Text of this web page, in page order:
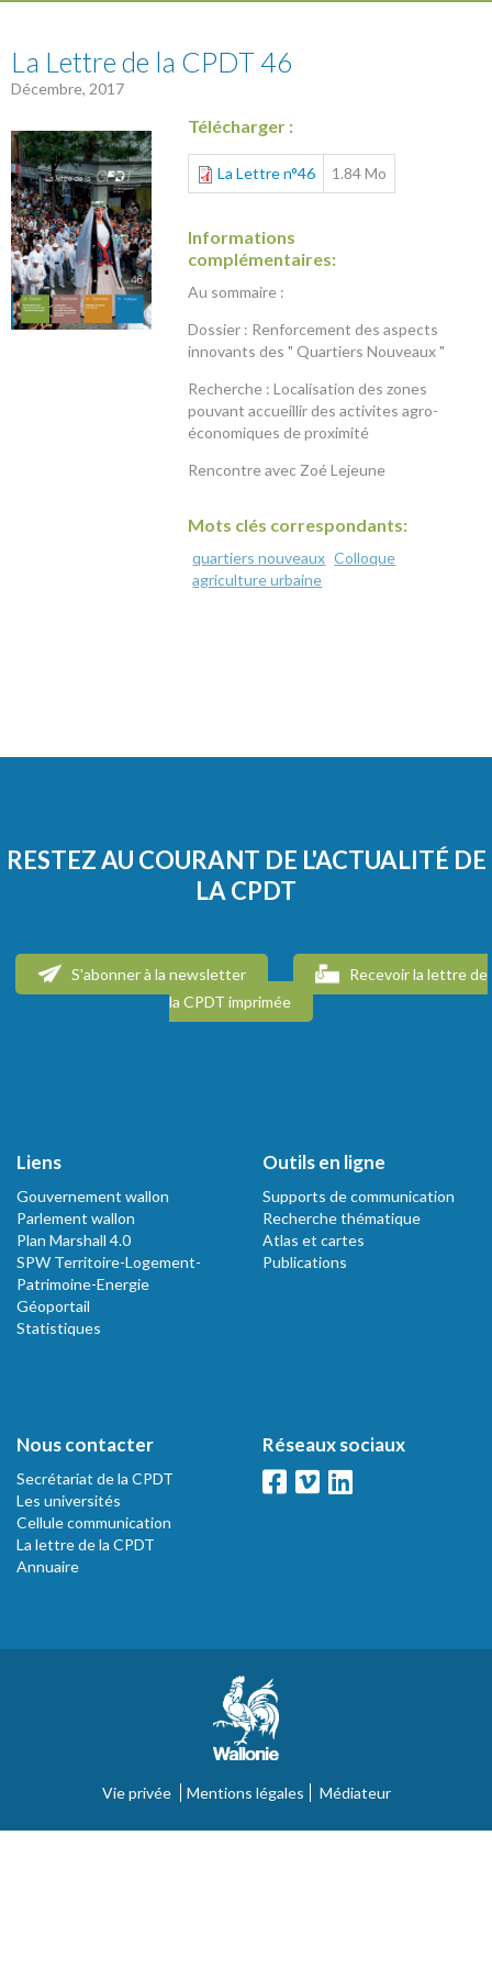
La Lettre de la CPDT 46
Décembre, 2017
Télécharger :
La Lettre n°46 1.84 Mo
Informations
complémentaires:
Au sommaire :
Dossier : Renforcement des aspects
innovants des " Quartiers Nouveaux "
Recherche : Localisation des zones
pouvant accueillir des activites agro-
économiques de proximité
Rencontre avec Zoé Lejeune
Mots clés correspondants:
quartiers nouveaux Colloque
agriculture urbaine
RESTEZ AU COURANT DE L'ACTUALITÉ DE
LA CPDT
S'abonner à la newsletter
Recevoir la lettre de
la CPDT imprimée
Liens
Gouvernement wallon
Parlement wallon
Plan Marshall 4.0
SPW Territoire-Logement-
Patrimoine-Energie
Géoportail
Statistiques
Outils en ligne
Supports de communication
Recherche thématique
Atlas et cartes
Publications
Nous contacter
Secrétariat de la CPDT
Les universités
Cellule communication
La lettre de la CPDT
Annuaire
Réseaux sociaux
Vie privée Mentions légales Médiateur